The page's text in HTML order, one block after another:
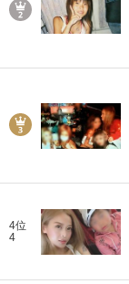
4位
4